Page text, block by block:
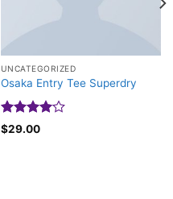
UNCATEGORIZED
Osaka Entry Tee Superdry
Được
xếp hạng
$29.00